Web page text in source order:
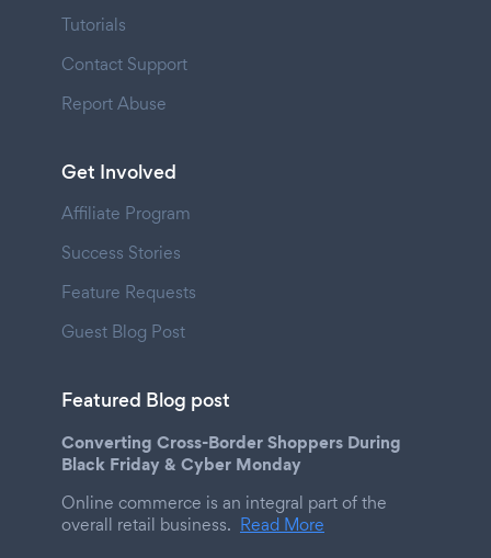
Tutorials
Contact Support
Report Abuse
Get Involved
Affiliate Program
Success Stories
Feature Requests
Guest Blog Post
Featured Blog post
Converting Cross-Border Shoppers During
Black Friday & Cyber Monday
Online commerce is an integral part of the
overall retail business. Read More